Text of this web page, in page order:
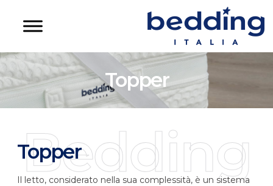
Topper
Bedding
Topper
Il letto, considerato nella sua complessità, è un sistema